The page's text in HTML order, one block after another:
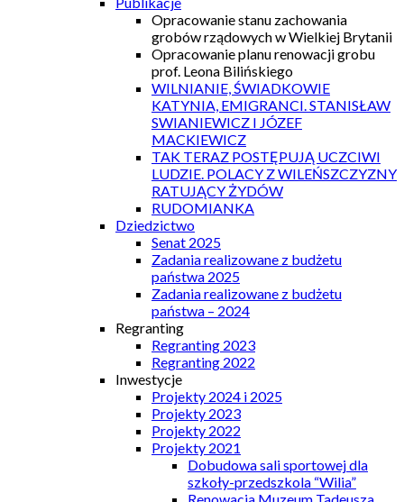
Opracowanie stanu zachowania
grobów rządowych w Wielkiej Brytanii
Opracowanie planu renowacji grobu
prof. Leona Bilińskiego
WILNIANIE, ŚWIADKOWIE
KATYNIA, EMIGRANCI. STANISŁAW
SWIANIEWICZ I JÓZEF
MACKIEWICZ
TAK TERAZ POSTĘPUJĄ UCZCIWI
LUDZIE. POLACY Z WILEŃSZCZYZNY
RATUJĄCY ŻYDÓW
RUDOMIANKA
Dziedzictwo
Senat 2025
Zadania realizowane z budżetu
państwa 2025
Zadania realizowane z budżetu
państwa – 2024
Regranting
Regranting 2023
Regranting 2022
Inwestycje
Projekty 2024 i 2025
Projekty 2023
Projekty 2022
Projekty 2021
Dobudowa sali sportowej dla
szkoły-przedszkola “Wilia”